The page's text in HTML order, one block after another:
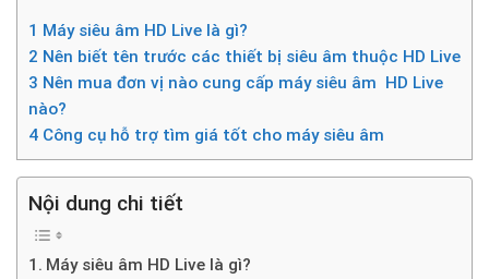
1 Máy siêu âm HD Live là gì?
2 Nên biết tên trước các thiết bị siêu âm thuộc HD Live
3 Nên mua đơn vị nào cung cấp máy siêu âm HD Live
nào?
4 Công cụ hỗ trợ tìm giá tốt cho máy siêu âm
Nội dung chi tiết
Máy siêu âm HD Live là gì?